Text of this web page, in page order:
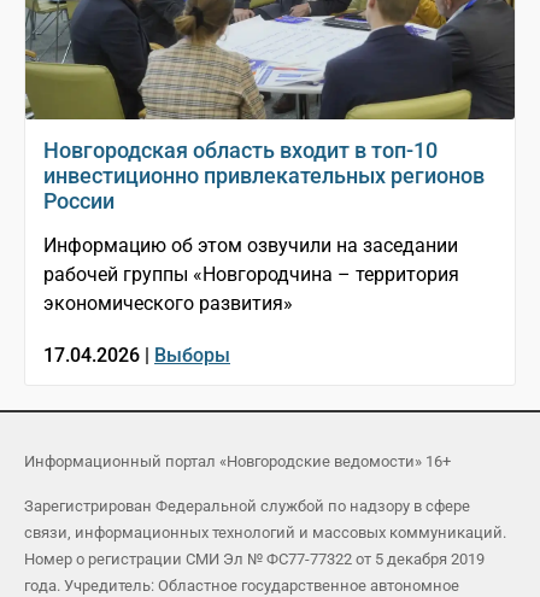
Новгородская область входит в топ-10
инвестиционно привлекательных регионов
России
Информацию об этом озвучили на заседании
рабочей группы «Новгородчина – территория
экономического развития»
17.04.2026 | Выборы
Информационный портал «Новгородские ведомости» 16+
Зарегистрирован Федеральной службой по надзору в сфере
связи, информационных технологий и массовых коммуникаций.
Номер о регистрации СМИ Эл № ФС77-77322 от 5 декабря 2019
года. Учредитель: Областное государственное автономное